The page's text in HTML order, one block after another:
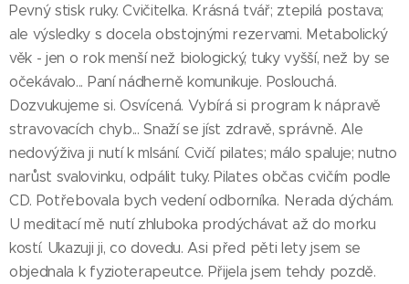
Pevný stisk ruky. Cvičitelka. Krásná tvář; ztepilá postava;
ale výsledky s docela obstojnými rezervami. Metabolický
věk - jen o rok menší než biologický, tuky vyšší, než by se
očekávalo... Paní nádherně komunikuje. Poslouchá.
Dozvukujeme si. Osvícená. Vybírá si program k nápravě
stravovacích chyb... Snaží se jíst zdravě, správně. Ale
nedovýživa ji nutí k mlsání. Cvičí pilates; málo spaluje; nutno
narůst svalovinku, odpálit tuky. Pilates občas cvičím podle
CD. Potřebovala bych vedení odborníka. Nerada dýchám.
U meditací mě nutí zhluboka prodýchávat až do morku
kostí. Ukazuji ji, co dovedu. Asi před pěti lety jsem se
objednala k fyzioterapeutce. Přijela jsem tehdy pozdě.